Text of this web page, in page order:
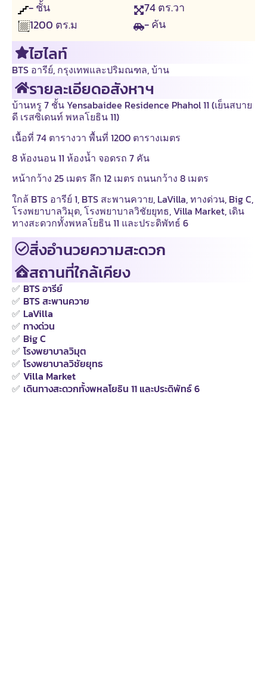
- ชั้น
74ตร.วา
1200 ตร.ม - คัน
ไฮไลท์
BTS อารีย์, กรุงเทพและปริมณฑล,บ้าน
รายละเอียดอสังหาฯ
บ้านหรู 7 ชั้น Yensabaidee Residence Phahol 11 (เย็นสบาย
ดี เรสซิเดนท์ พหลโยธิน 11)
เนื้อที่ 74 ตารางวา พื้นที่ 1200 ตารางเมตร
8 ห้องนอน 11 ห้องน้ำ จอดรถ 7 คัน
หน้ากว้าง 25 เมตร ลึก 12 เมตร ถนนกว้าง 8 เมตร
ใกล้ BTS อารีย์ 1, BTS สะพานควาย, LaVilla, ทางด่วน, Big C,
โรงพยาบาลวิมุต, โรงพยาบาลวิชัยยุทธ, Villa Market, เดิน
ทางสะดวกทั้งพหลโยธิน 11 และประดิพัทธ์ 6
สิ่งอำนวยความสะดวก
สถานที่ใกล้เคียง
✅ BTS อารีย์
✅ BTS สะพานควาย
✅ LaVilla
✅ ทางด่วน
✅ Big C
✅ โรงพยาบาลวิมุต
✅ โรงพยาบาลวิชัยยุทธ
✅ Villa Market
✅ เดินทางสะดวกทั้งพหลโยธิน 11 และประดิพัทธ์ 6